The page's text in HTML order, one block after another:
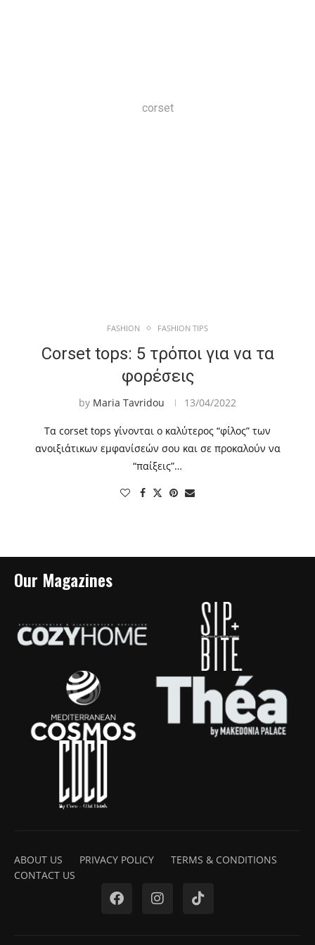
corset
FASHION FASHION TIPS
Corset tops: 5 τρόποι για να τα
φορέσεις
by Maria Tavridou 13/04/2022
Τα corset tops γίνονται ο καλύτερος “φίλος” των
ανοιξιάτικων εμφανίσεών σου και σε προκαλούν να
“παίξεις”…
Our Magazines
ABOUT US PRIVACY POLICY
TERMS & CONDITIONS
CONTACT US